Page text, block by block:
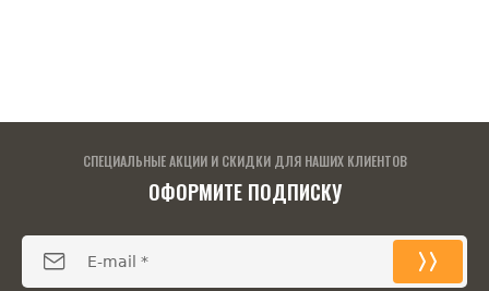
СПЕЦИАЛЬНЫЕ АКЦИИ И СКИДКИ ДЛЯ НАШИХ КЛИЕНТОВ
ОФОРМИТЕ ПОДПИСКУ